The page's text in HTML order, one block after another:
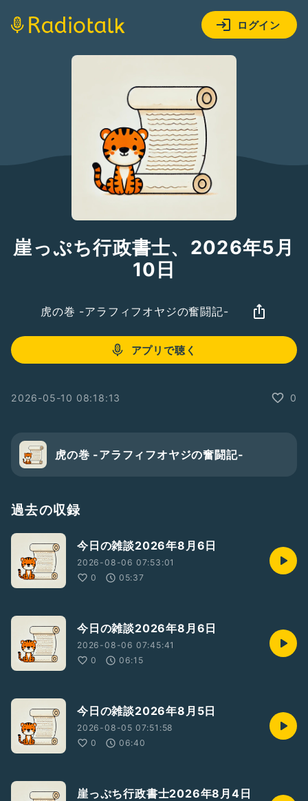
ログイン
崖っぷち行政書士、2026年5月
10日
虎の巻 -アラフィフオヤジの奮闘記-
アプリで聴く
2026-05-10 08:18:13 0
虎の巻 -アラフィフオヤジの奮闘記-
過去の収録
今日の雑談2026年8月6日
2026-08-06 07:53:01
0
05:37
今日の雑談2026年8月6日
2026-08-06 07:45:41
0
06:15
今日の雑談2026年8月5日
2026-08-05 07:51:58
0
06:40
崖っぷち行政書士2026年8月4日